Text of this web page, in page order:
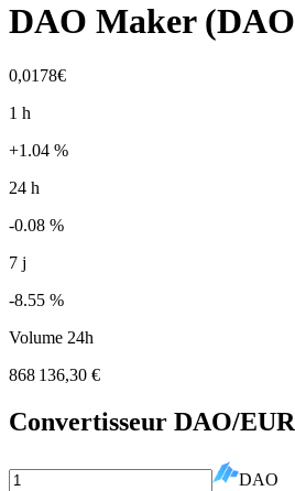
DAO Maker(DAO
0,0178€
1 h
+1.04 %
24 h
-0.08 %
7 j
-8.55 %
Volume 24h
868 136,30 €
Convertisseur DAO/EUR
DAO